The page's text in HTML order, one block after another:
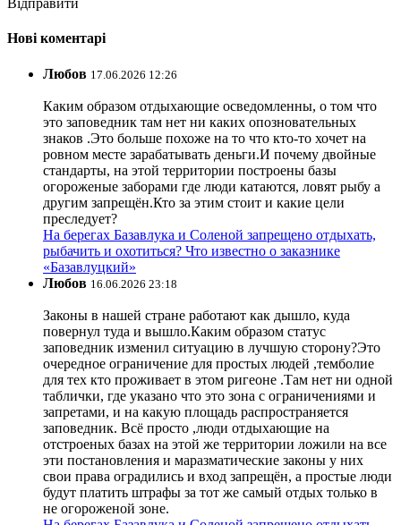
Відправити
Нові коментарі
Любов 17.06.2026 12:26
Каким образом отдыхающие осведомленны, о том что
это заповедник там нет ни каких опозновательных
знаков .Это больше похоже на то что кто-то хочет на
ровном месте зарабатывать деньги.И почему двойные
стандарты, на этой территории построены базы
огороженые заборами где люди катаются, ловят рыбу а
другим запрещён.Кто за этим стоит и какие цели
преследует?
На берегах Базавлука и Соленой запрещено отдыхать,
рыбачить и охотиться? Что известно о заказнике
«Базавлуцкий»
Любов 16.06.2026 23:18
Законы в нашей стране работают как дышло, куда
повернул туда и вышло.Каким образом статус
заповедник изменил ситуацию в лучшую сторону?Это
очередное ограничение для простых людей ,темболие
для тех кто проживает в этом ригеоне .Там нет ни одной
таблички, где указано что это зона с ограничениями и
запретами, и на какую площадь распространяется
заповедник. Всё просто ,люди отдыхающие на
отстроеных базах на этой же территории ложили на все
эти постановления и маразматические законы у них
свои права оградились и вход запрещён, а простые люди
будут платить штрафы за тот же самый отдых только в
не огороженой зоне.